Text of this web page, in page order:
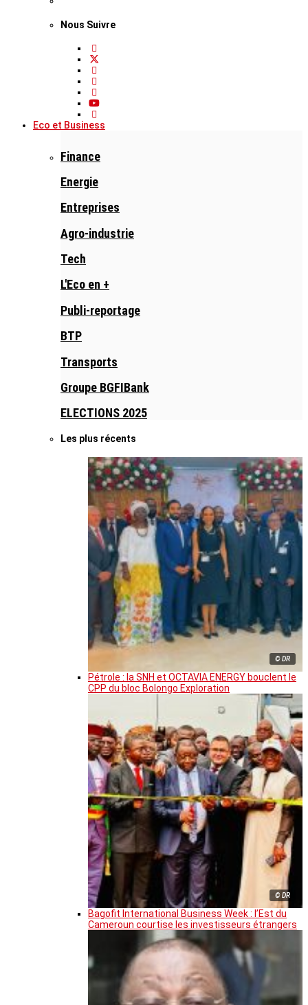
Nous Suivre
Eco et Business
Finance
Energie
Entreprises
Agro-industrie
Tech
L'Eco en +
Publi-reportage
BTP
Transports
Groupe BGFIBank
ELECTIONS 2025
Les plus récents
© DR
Pétrole : la SNH et OCTAVIA ENERGY bouclent le
CPP du bloc Bolongo Exploration
© DR
Bagofit International Business Week : l’Est du
Cameroun courtise les investisseurs étrangers